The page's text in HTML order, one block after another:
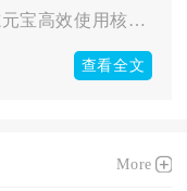
少年三国志元宝高效使用核心是优先基金与日常刚需、聚焦核心养成...
查看全文
More